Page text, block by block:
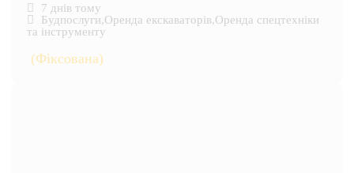
7 днів тому
Будпослуги,Оренда екскаваторів,Оренда спецтехніки
та інструменту
(Фіксована)